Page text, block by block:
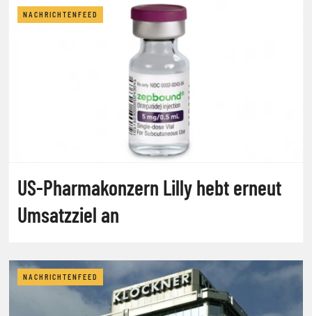
NACHRICHTENFEED
US-Pharmakonzern Lilly hebt erneut
Umsatzziel an
NACHRICHTENFEED